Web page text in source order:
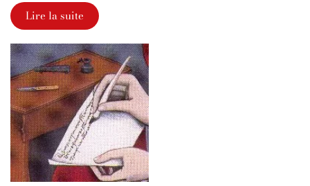
Lire la suite